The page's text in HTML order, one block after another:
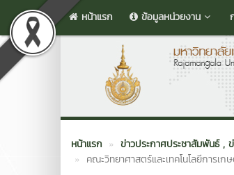
หน้าแรก ข้อมูลหน่วยงาน
หน้าแรก ข่าวประกาศประชาสัมพันธ์ ,
คณะวิทยาศาสตร์และเทคโนโลยีการ